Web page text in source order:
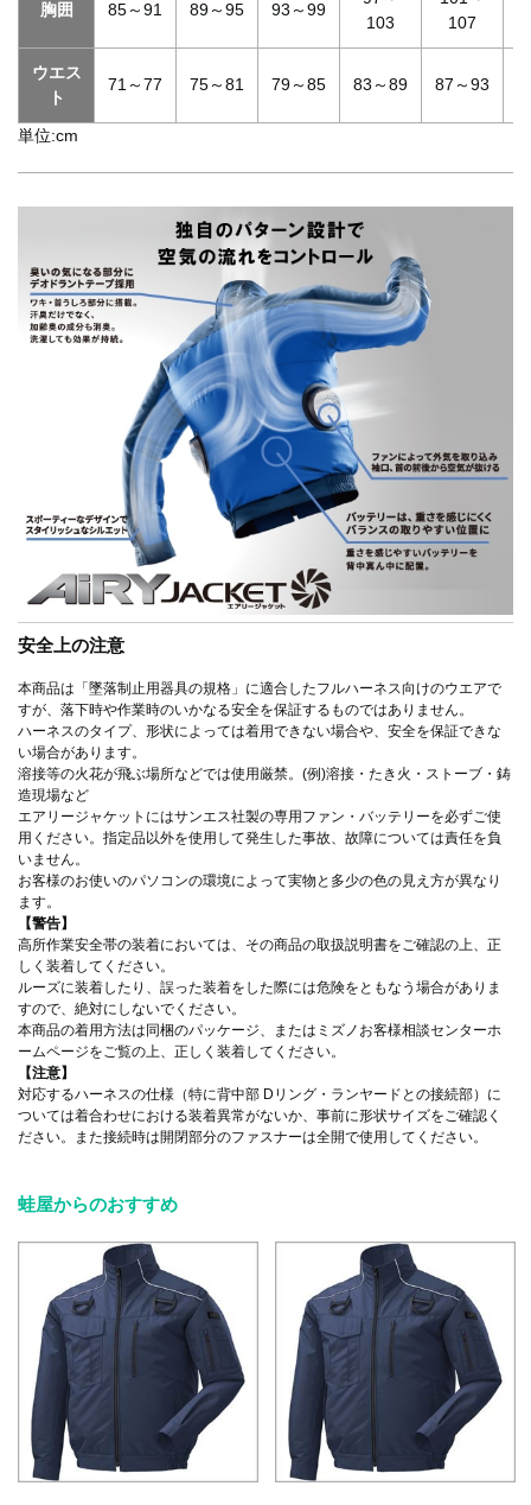
胸囲 85～91 89～95 93～99
103
107
ウエス
ト
71～77 75～81 79～85 83～89 87～93
単位:cm
安全上の注意
本商品は「墜落制止用器具の規格」に適合したフルハーネス向けのウエアで
すが、落下時や作業時のいかなる安全を保証するものではありません。
ハーネスのタイプ、形状によっては着用できない場合や、安全を保証できな
い場合があります。
溶接等の火花が飛ぶ場所などでは使用厳禁。(例)溶接・たき火・ストーブ・鋳
造現場など
エアリージャケットにはサンエス社製の専用ファン・バッテリーを必ずご使
用ください。指定品以外を使用して発生した事故、故障については責任を負
いません。
お客様のお使いのパソコンの環境によって実物と多少の色の見え方が異なり
ます。
【警告】
高所作業安全帯の装着においては、その商品の取扱説明書をご確認の上、正
しく装着してください。
ルーズに装着したり、誤った装着をした際には危険をともなう場合がありま
すので、絶対にしないでください。
本商品の着用方法は同梱のパッケージ、またはミズノお客様相談センターホ
ームページをご覧の上、正しく装着してください。
【注意】
対応するハーネスの仕様（特に背中部 Dリング・ランヤードとの接続部）に
ついては着合わせにおける装着異常がないか、事前に形状サイズをご確認く
ださい。また接続時は開閉部分のファスナーは全開で使用してください。
蛙屋からのおすすめ